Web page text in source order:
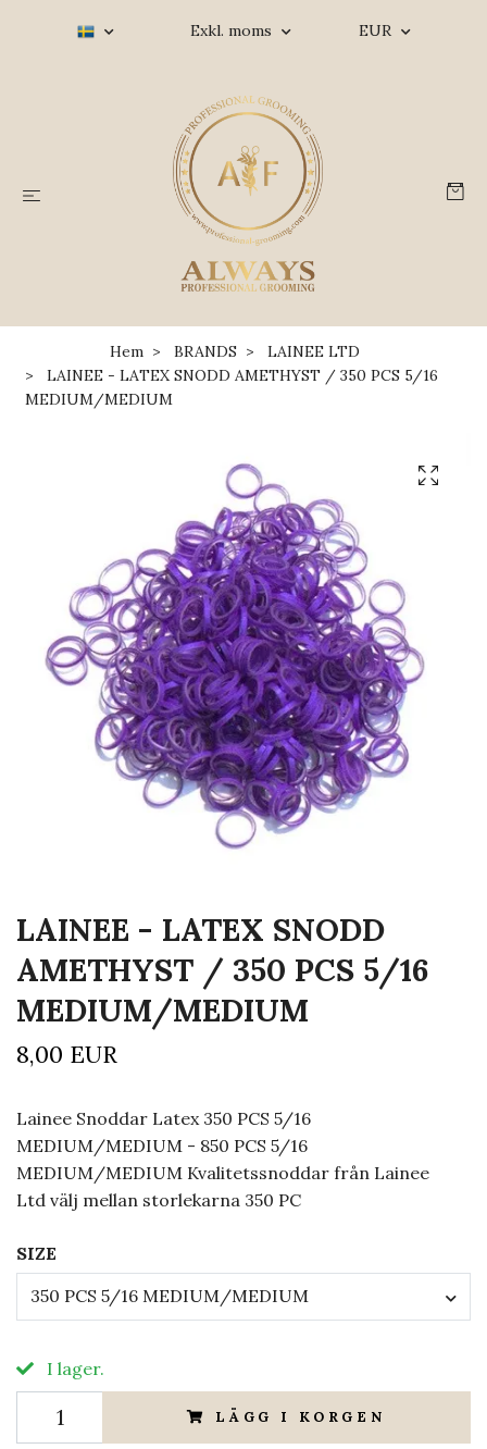
Exkl. moms EUR
Hem BRANDS
LAINEE LTD
LAINEE - LATEX SNODD AMETHYST / 350 PCS 5/16
MEDIUM/MEDIUM
LAINEE - LATEX SNODD
AMETHYST / 350 PCS 5/16
MEDIUM/MEDIUM
8,00 EUR
Lainee Snoddar Latex 350 PCS 5/16
MEDIUM/MEDIUM - 850 PCS 5/16
MEDIUM/MEDIUM Kvalitetssnoddar från Lainee
Ltd välj mellan storlekarna 350 PC
SIZE
350 PCS 5/16 MEDIUM/MEDIUM
I lager.
LÄGG I KORGEN